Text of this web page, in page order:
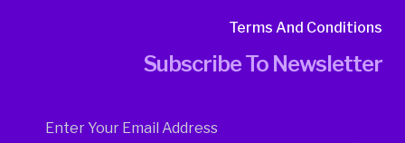
Terms And Conditions
Subscribe To Newsletter